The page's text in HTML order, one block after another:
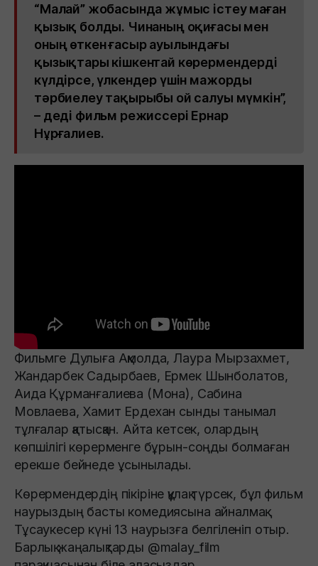
“Малай” жобасында жұмыс істеу маған
қызық болды. Чинаның оқиғасы мен
оның өткен ғасыр ауылындағы
қызықтары кішкентай көрермендерді
күлдірсе, үлкендер үшін мажорды
тәрбиелеу тақырыбы ой салуы мүмкін”,
– деді фильм режиссері Ернар
Нұрғалиев.
Фильмге Дулыға Ақмолда, Лаура Мырзахмет,
Жандарбек Садырбаев, Ермек Шынболатов,
Аида Құрманғалиева (Мона), Сабина
Мовлаева, Хамит Ердехан сынды танымал
тұлғалар қатысқан. Айта кетсек, олардың
көпшілігі көрерменге бұрын-соңды болмаған
ерекше бейнеде ұсынылады.
Көрермендердің пікіріне құлақ түрсек, бұл фильм
наурыздың басты комедиясына айналмақ.
Тұсаукесер күні 13 наурызға белгіленіп отыр.
Барлық жаңалықтарды @malay_film